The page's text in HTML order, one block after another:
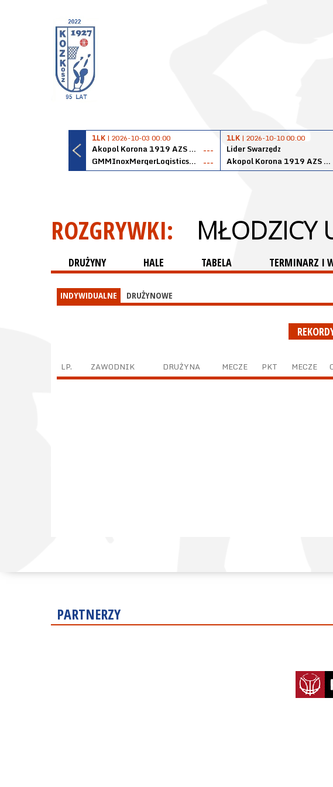
1LK | 2026-10-03 00:00
Akopol Korona 1919 AZS PK Kraków
---
GMMInoxMergerLogisticsPanteryŁańcut
---
1LK | 2026-10-10 00:00
Lider Swarzędz
Akopol Korona 1919 AZS PK Kraków
ROZGRYWKI: MŁODZICY
DRUŻYNY HALE TABELA TERMINARZ I
INDYWIDUALNE DRUŻYNOWE
LP. ZAWODNIK DRUŻYNA MECZE PKT MECZE
PARTNERZY